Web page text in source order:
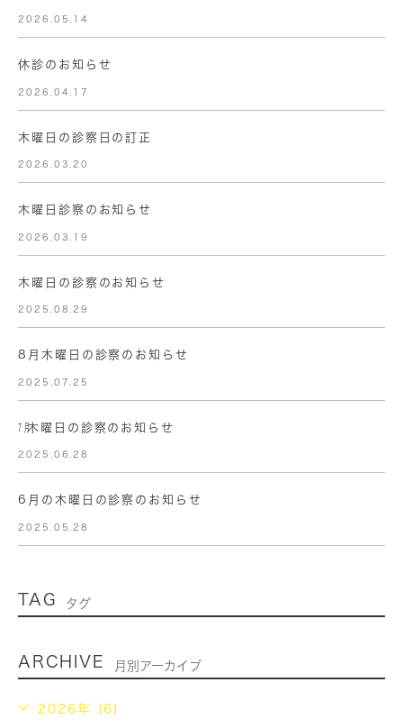
2026.05.14
休診のお知らせ
2026.04.17
木曜日の診察日の訂正
2026.03.20
木曜日診察のお知らせ
2026.03.19
木曜日の診察のお知らせ
2025.08.29
8月木曜日の診察のお知らせ
2025.07.25
㋆木曜日の診察のお知らせ
2025.06.28
6月の木曜日の診察のお知らせ
2025.05.28
TAG タグ
ARCHIVE 月別アーカイブ
2026年 (6)